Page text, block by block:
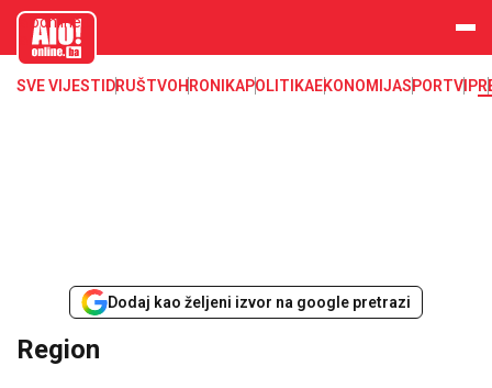
aloonline.b
SVE VIJESTI DRUŠTVOHRONIKAPOLITIKAEKONOMIJASPORTVIP
Dodaj kao željeni izvor na google pretrazi
Region